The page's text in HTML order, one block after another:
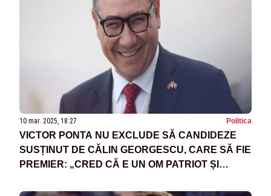
10 mar. 2025, 18:27 Politica
VICTOR PONTA NU EXCLUDE SĂ CANDIDEZE
SUSȚINUT DE CĂLIN GEORGESCU, CARE SĂ FIE
PREMIER: „CRED CĂ E UN OM PATRIOT ȘI